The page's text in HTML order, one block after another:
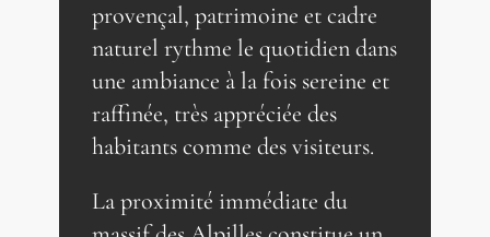
provençal, patrimoine et cadre
naturel rythme le quotidien dans
une ambiance à la fois sereine et
raffinée, très appréciée des
habitants comme des visiteurs.
La proximité immédiate du